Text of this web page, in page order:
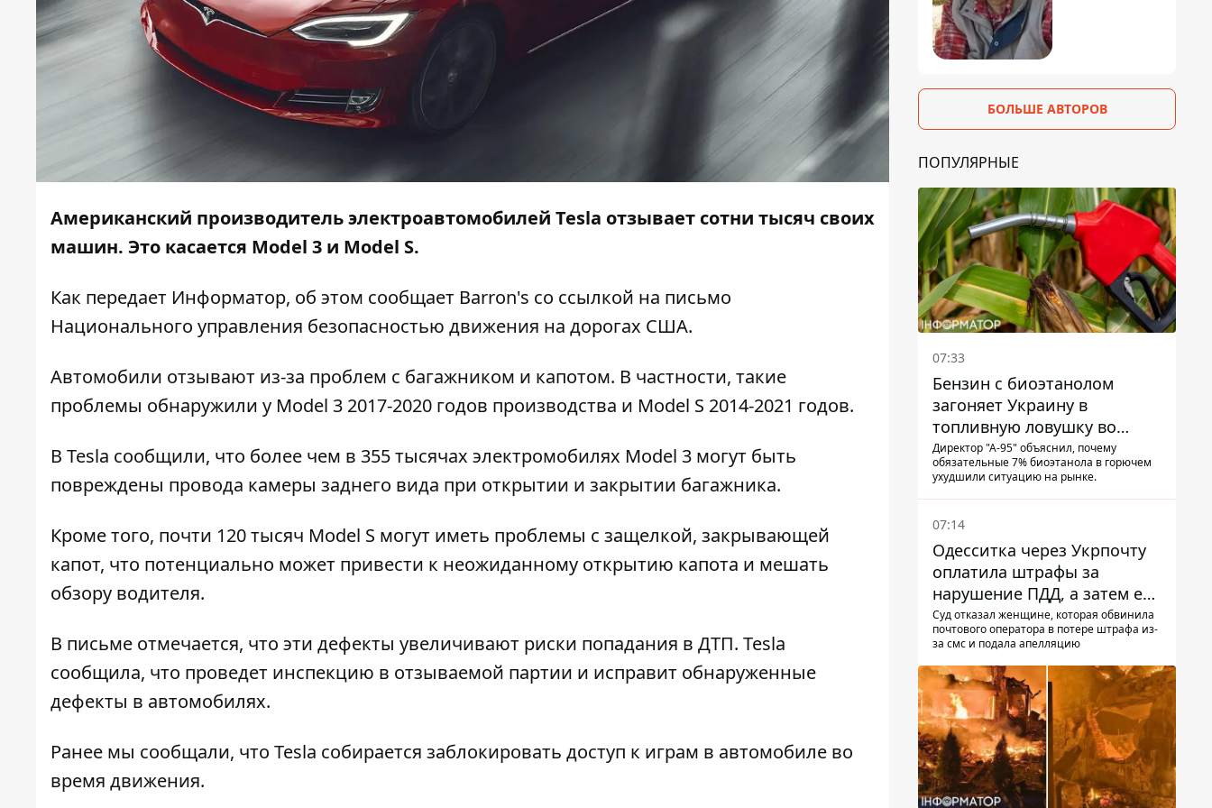
Американский производитель электроавтомобилей Tesla отзывает сотни тысяч своих
машин. Это касается Model 3 и Model S.
Как передает Информатор, об этом сообщает Barron's со ссылкой на письмо
Национального управления безопасностью движения на дорогах США.
Автомобили отзывают из-за проблем с багажником и капотом. В частности, такие
проблемы обнаружили у Model 3 2017-2020 годов производства и Model S 2014-2021 годов.
В Tesla сообщили, что более чем в 355 тысячах электромобилях Model 3 могут быть
повреждены провода камеры заднего вида при открытии и закрытии багажника.
Кроме того, почти 120 тысяч Model S могут иметь проблемы с защелкой, закрывающей
капот, что потенциально может привести к неожиданному открытию капота и мешать
обзору водителя.
В письме отмечается, что эти дефекты увеличивают риски попадания в ДТП. Tesla
сообщила, что проведет инспекцию в отзываемой партии и исправит обнаруженные
дефекты в автомобилях.
Ранее мы сообщали, что Tesla собирается заблокировать доступ к играм в автомобиле во
время движения.
БОЛЬШЕ АВТОРОВ
ПОПУЛЯРНЫЕ
07:33
Бензин с биоэтанолом
загоняет Украину в
топливную ловушку во
время войны - Сергей Куюн
Директор "А-95" объяснил, почему
обязательные 7% биоэтанола в горючем
ухудшили ситуацию на рынке.
07:14
Одесситка через Укрпочту
оплатила штрафы за
нарушение ПДД, а затем ее
счета заблокировали - в
чем причина и что решил
Суд отказал женщине, которая обвинила
почтового оператора в потере штрафа из-
за смс и подала апелляцию